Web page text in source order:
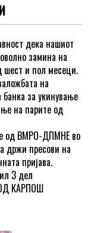
дека нашиот
замина на
шест и пол месеци.
на
за укинување
на парите од
од ВМРО-ДПМНЕ во
држи пресови на
пријава.
3 дел
КАРПОШ